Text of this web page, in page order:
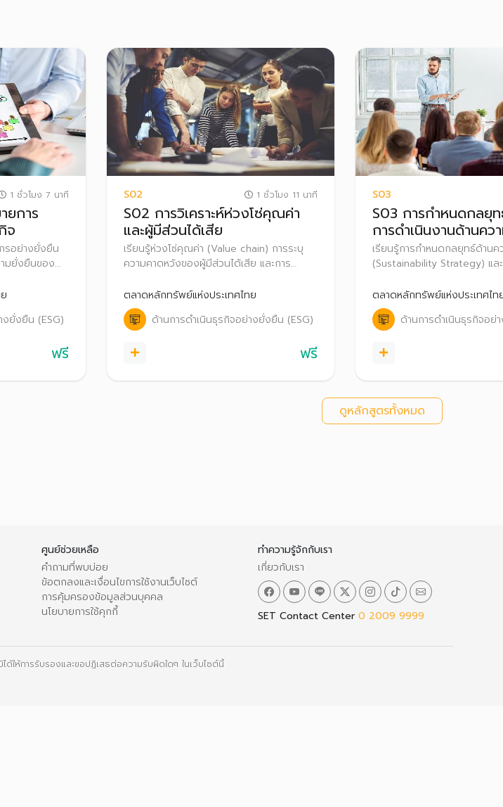
1 ชั่วโมง 7 นาที
ยการ
จ
รอย่างยั่งยืน
มยั่งยืนของ
งค์กรและ
ะสังคมรับ
ญาของ
งยั่งยืน (ESG)
ฟรี
S02 1 ชั่วโมง 11 นาที
S02 การวิเคราะห์ห่วงโซ่คุณค่า
และผู้มีส่วนได้เสีย
เรียนรู้ห่วงโซ่คุณค่า (Value chain) การระบุ
ความคาดหวังของผู้มีส่วนได้เสีย และการ
(Materiality) ที่มีผลกระทบต่อองค์กรและผู้มี
ส่วนได้เสีย อันนำไปสู่การจัดทำกลยุทธ์ความ
ยั่งยืนของธุรกิจ
ตลาดหลักทรัพย์แห่งประเทศไทย
ด้านการดำเนินธุรกิจอย่างยั่งยืน (ESG)
ฟรี
S03
S03 การกำหนดกลยุท
การดำเนินงานด้านคว
ขององค์กร
เรียนรู้การกำหนดกลยุทธ์ด้าน
(Sustainability Strategy) แล
จนการเปิดเผยข้อมูลด้านควา
สนองต่อประเด็นสำคัญด้านเศ
และสิ่งแวดล้อม
ตลาดหลักทรัพย์แห่งประเทศไท
ด้านการดำเนินธุรกิจอย่
ดูหลักสูตรทั้งหมด
ศูนย์ช่วยเหลือ
คำถามที่พบบ่อย
ข้อตกลงและเงื่อนไขการใช้งานเว็บไซต์
การคุ้มครองข้อมูลส่วนบุคคล
นโยบายการใช้คุกกี้
ทำความรู้จักกับเรา
เกี่ยวกับเรา
SET Contact Center 0 2009 9999
ให้การรับรองและขอปฏิเสธต่อความรับผิดใดๆ ในเว็บไซต์นี้